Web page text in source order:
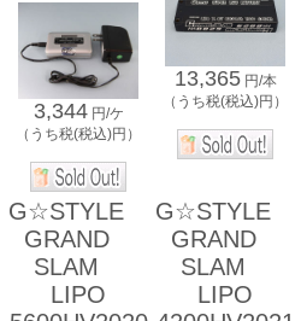
3,344 円/ケ
（うち税(税込)円）
13,365 円/本
（うち税(税込)円）
G☆STYLE
GRAND
SLAM
LIPO
G☆STYLE
GRAND
SLAM
LIPO